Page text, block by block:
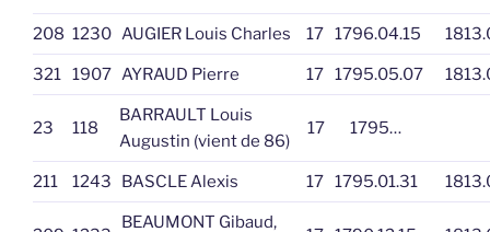
208 1230 AUGIER Louis Charles 17 1796.04.15
321 1907 AYRAUD Pierre 17 1795.05.07
23 118
BARRAULT Louis
Augustin (vient de 86)
17 1795…
211 1243 BASCLE Alexis 17 1795.01.31
BEAUMONT Gibaud,